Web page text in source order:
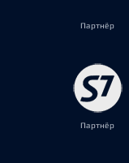
Партнёр
Партнёр